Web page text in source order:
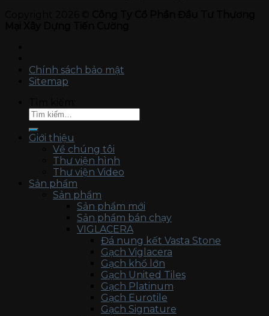
Chính sách bảo mật
Sitemap
Giới thiệu
Về chúng tôi
Thư viện hình
Thư viện Video
Sản phẩm
Sản phẩm
Sản phẩm mới
Sản phẩm bán chạy
VIGLACERA
Đá nung kết Vasta Stone
Gạch Viglacera
Gạch khổ lớn
Gạch United Tiles
Gạch Platinum
Gạch Eurotile
Gạch Signature